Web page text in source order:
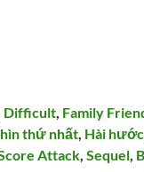
Difficult, Family
thứ nhất, Hài hước
Attack,Sequel,